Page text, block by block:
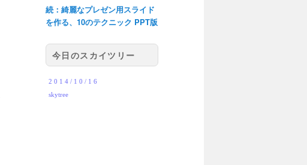
続：綺麗なプレゼン用スライド
を作る、10のテクニック PPT版
今日のスカイツリー